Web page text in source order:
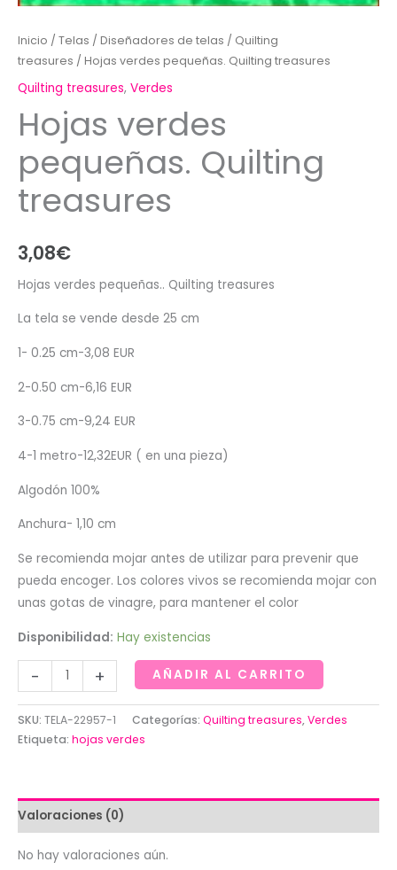
Inicio / Telas / Diseñadores de telas / Quilting
treasures / Hojas verdes pequeñas. Quilting treasures
Quilting treasures, Verdes
Hojas verdes
pequeñas. Quilting
treasures
3,08€
Hojas verdes pequeñas.. Quilting treasures
La tela se vende desde 25 cm
1- 0.25 cm-3,08 EUR
2-0.50 cm-6,16 EUR
3-0.75 cm-9,24 EUR
4-1 metro-12,32EUR ( en una pieza)
Algodón 100%
Anchura- 1,10 cm
Se recomienda mojar antes de utilizar para prevenir que
pueda encoger. Los colores vivos se recomienda mojar con
unas gotas de vinagre, para mantener el color
Disponibilidad: Hay existencias
-
verdes
pequeñas.
Quilting
+ AÑADIR AL CARRITO
SKU: TELA-22957-1 Categorías: Quilting treasures,Verdes
Etiqueta: hojas verdes
Valoraciones (0)
No hay valoraciones aún.